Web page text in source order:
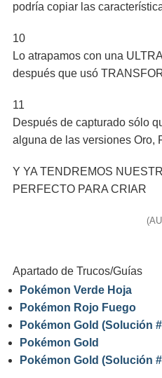
podría copiar las
10
Lo atrapamos con una
después que usó
11
Después de capturado sólo
alguna de las versiones Oro,
Y YA TENDREMOS
PERFECTO PARA CRIAR
Apartado de Trucos/Guías
Pokémon Verde Hoja
Pokémon Rojo Fuego
Pokémon Gold (Solución
Pokémon Gold
Pokémon Gold (Solución